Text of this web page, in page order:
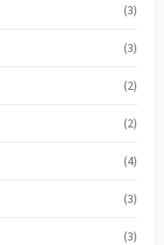
(3)
(3)
(2)
(2)
(4)
(3)
(3)